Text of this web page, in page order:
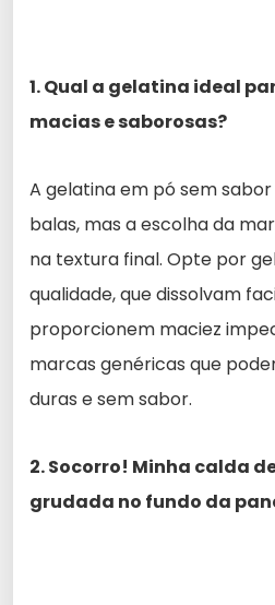
1. Qual a gelatina ideal
macias e saborosas?
A gelatina em pó sem
balas, mas a escolha da
na textura final. Opte por
qualidade, que dissolvam
proporcionem maciez
marcas genéricas que
duras e sem sabor.
2. Socorro! Minha calda
grudada no fundo da